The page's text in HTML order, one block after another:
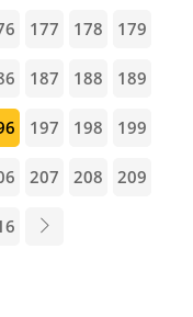
177 178 179
187 188 189
197 198 199
207 208 209